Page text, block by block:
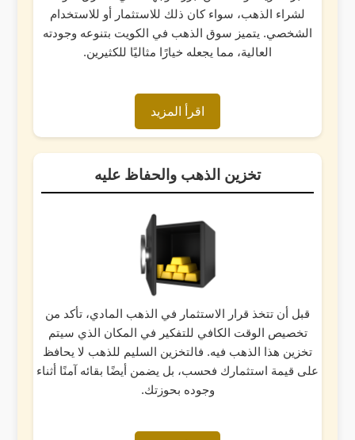
لشراء الذهب، سواء كان ذلك للاستثمار أو للاستخدام
الشخصي. يتميز سوق الذهب في الكويت بتنوعه وجودته
العالية، مما يجعله خيارًا مثاليًا للكثيرين.
اقرأ المزيد
تخزين الذهب والحفاظ عليه
قبل أن تتخذ قرار الاستثمار في الذهب المادي، تأكد من
تخصيص الوقت الكافي للتفكير في المكان الذي سيتم
تخزين هذا الذهب فيه. فالتخزين السليم للذهب لا يحافظ
على قيمة استثمارك فحسب، بل يضمن أيضًا بقائه آمنًا أثناء
وجوده بحوزتك.